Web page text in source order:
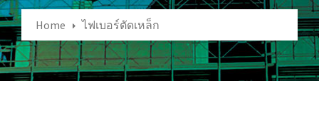
Home ไฟเบอร์ตัดเหล็ก